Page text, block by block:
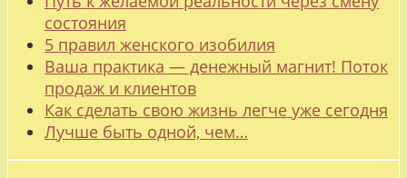
состояния
5 правил женского изобилия
Ваша практика — денежный магнит! Поток
продаж и клиентов
Как сделать свою жизнь легче уже сегодня
Лучше быть одной, чем…